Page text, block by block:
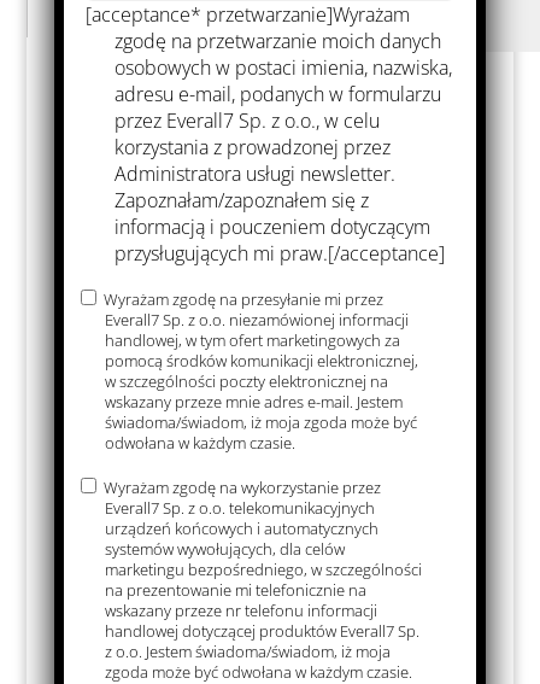
Matériaux pour
dentistes
Dissol
Villacr
yl
Hard
[acceptance* przetwarzanie]Wyrażam
zgodę na przetwarzanie moich danych
osobowych w postaci imienia, nazwiska,
adresu e-mail, podanych w formularzu
przez Everall7 Sp. z o.o., w celu
korzystania z prowadzonej przez
Administratora usługi newsletter.
Zapoznałam/zapoznałem się z
informacją i pouczeniem dotyczącym
przysługujących mi praw.[/acceptance]
Wyrażam zgodę na przesyłanie mi przez
Everall7 Sp. z o.o. niezamówionej informacji
handlowej, w tym ofert marketingowych za
pomocą środków komunikacji elektronicznej,
w szczególności poczty elektronicznej na
wskazany przeze mnie adres e-mail. Jestem
świadoma/świadom, iż moja zgoda może być
odwołana w każdym czasie.
Wyrażam zgodę na wykorzystanie przez
Everall7 Sp. z o.o. telekomunikacyjnych
urządzeń końcowych i automatycznych
systemów wywołujących, dla celów
marketingu bezpośredniego, w szczególności
na prezentowanie mi telefonicznie na
wskazany przeze nr telefonu informacji
handlowej dotyczącej produktów Everall7 Sp.
z o.o. Jestem świadoma/świadom, iż moja
zgoda może być odwołana w każdym czasie.